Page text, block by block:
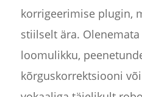
korrigeerimise plugin,
stiilselt ära.
loomulikku,
kõrguskorrektsiooni